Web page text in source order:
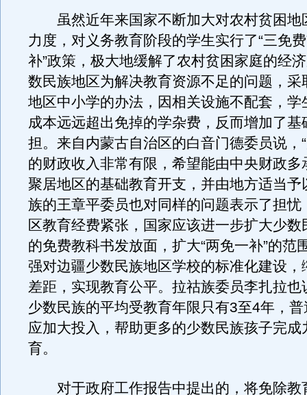
虽然近年来国家不断加大对农村贫困地
力度，对义务教育阶段的学生实行了“三免费
补”政策，极大地缓解了农村贫困家庭的经
数民族地区为解决教育资源不足的问题，采
地区中小学的办法，因相关设施不配套，学
成本远远超出免掉的学杂费，反而增加了基
担。来自内蒙古自治区的白音门德委员说，
的财政收入非常有限，希望能由中央财政多
聚居地区的基础教育开支，并由地方适当予
族的王章平委员也对同样的问题表示了担忧
区教育经费紧张，国家应该进一步扩大少数
的免费教科书发放面，扩大“两免一补”的范
强对边疆少数民族地区学校的标准化建设，
差距，实现教育公平。拉祜族委员李扎拉也
少数民族的平均受教育年限只有3至4年，
应加大投入，帮助更多的少数民族孩子完成
育。
对于政府工作报告中提出的，将免除教